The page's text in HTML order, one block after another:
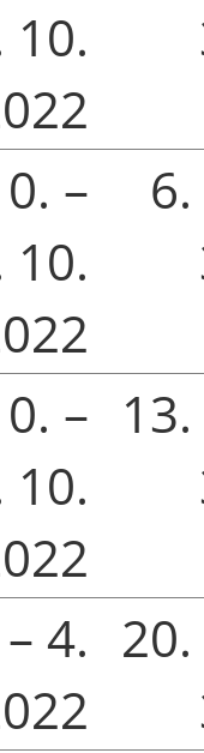
10.
–
10.
–
10.
4.